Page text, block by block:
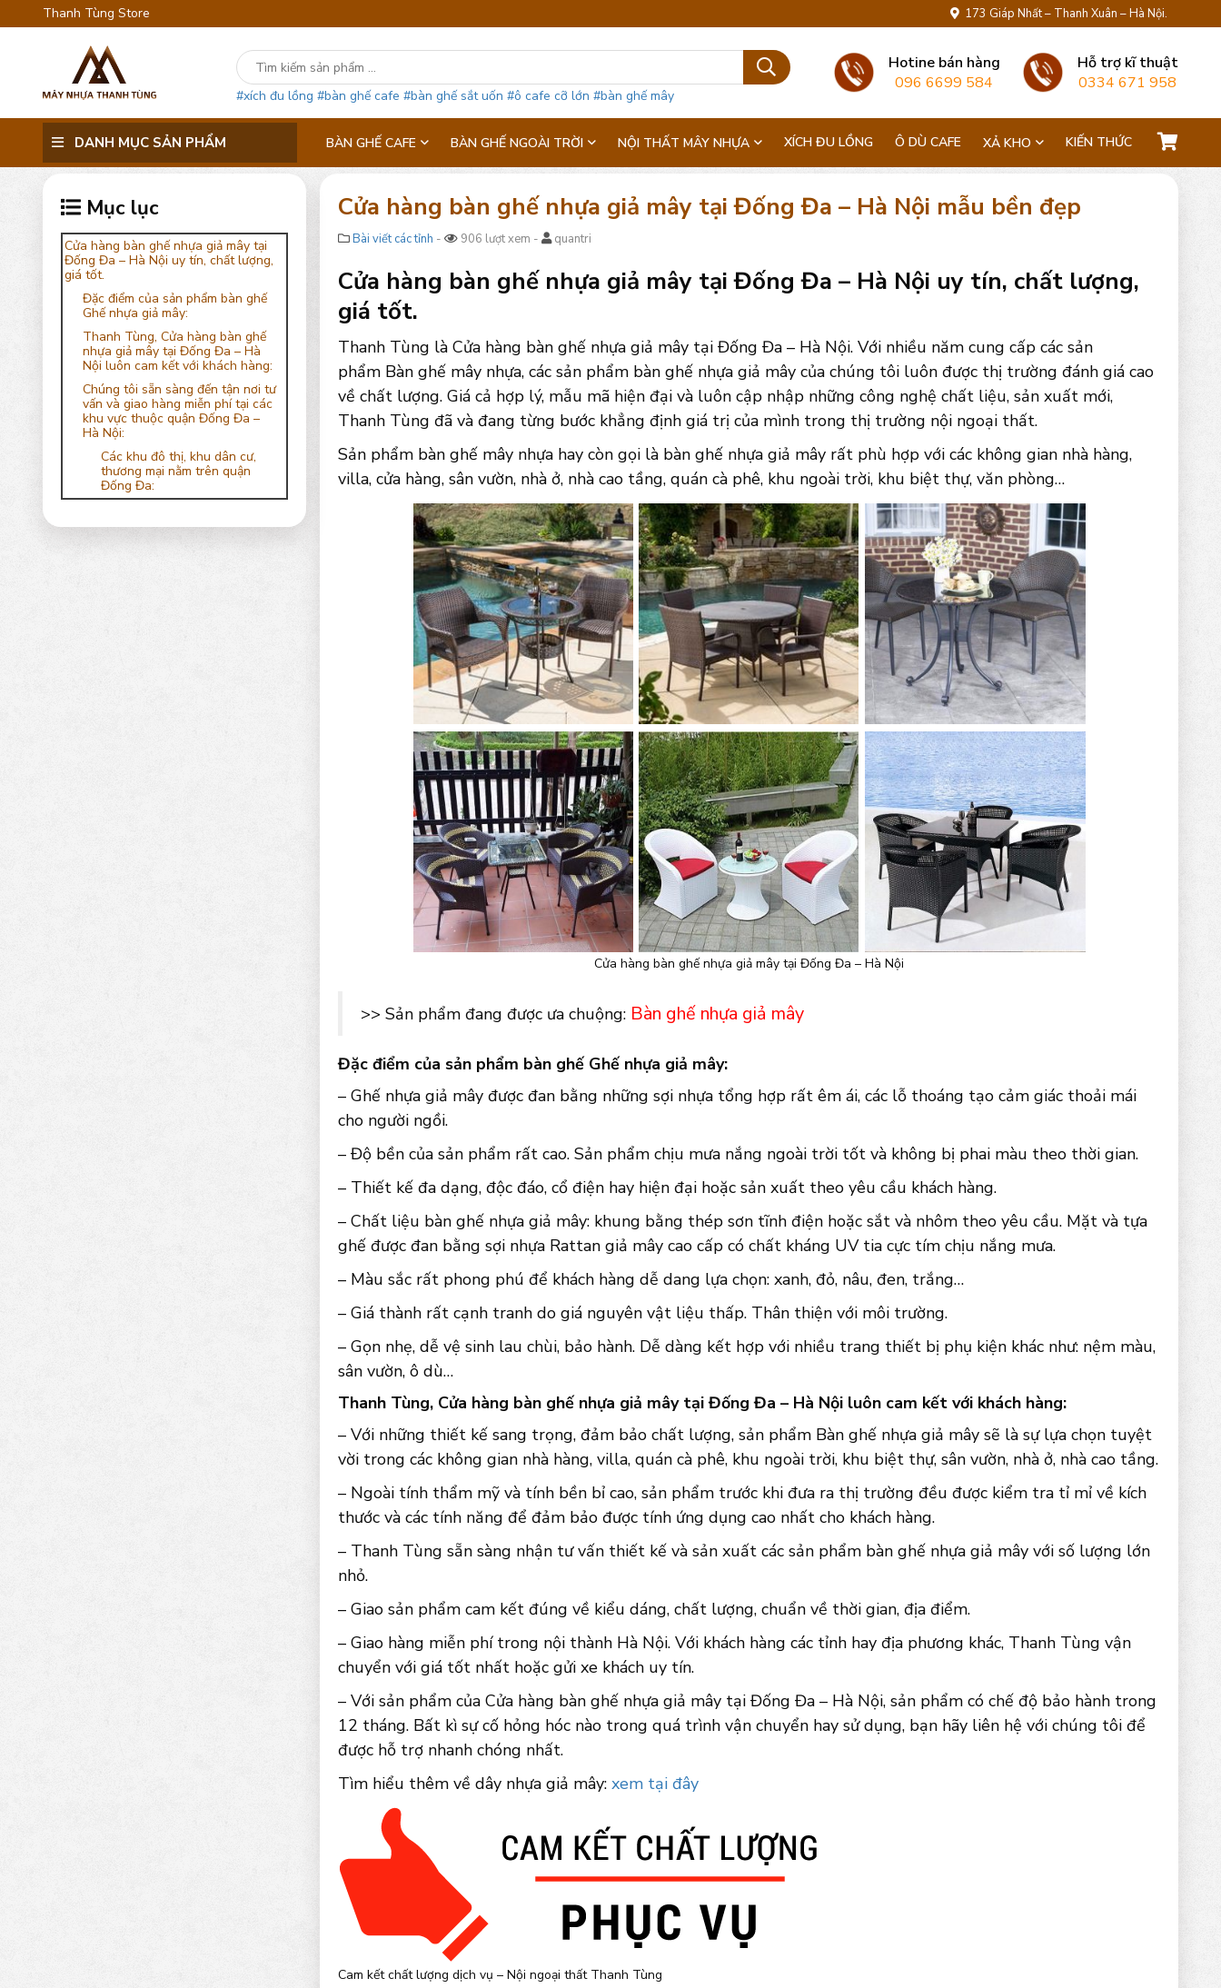
Thanh Tùng Store 173 Giáp Nhất – Thanh Xuân – Hà Nội.
#xích đu lồng #bàn ghế cafe #bàn ghế sắt uốn #ô cafe cỡ lớn #bàn ghế mây
Hotine bán hàng
096 6699 584
Hỗ trợ kĩ thuật
0334 671 958
DANH MỤC SẢN PHẨM BÀN GHẾ CAFE BÀN GHẾ NGOÀI TRỜI NỘI THẤT MÂY NHỰA XÍCH ĐU LỒNG Ô DÙ CAFE XẢ KHO KIẾN THỨC
Mục lục
Cửa hàng bàn ghế nhựa giả mây tại
Đống Đa – Hà Nội uy tín, chất lượng,
giá tốt.
Đặc điểm của sản phẩm bàn ghế
Ghế nhựa giả mây:
Thanh Tùng, Cửa hàng bàn ghế
nhựa giả mây tại Đống Đa – Hà
Nội luôn cam kết với khách hàng:
Chúng tôi sẵn sàng đến tận nơi tư
vấn và giao hàng miễn phí tại các
khu vực thuộc quận Đống Đa –
Hà Nội:
Các khu đô thị, khu dân cư,
thương mại nằm trên quận
Đống Đa:
Cửa hàng bàn ghế nhựa giả mây tại Đống Đa – Hà Nội mẫu bền đẹp
Bài viết các tỉnh - 906 lượt xem - quantri
Cửa hàng bàn ghế nhựa giả mây tại Đống Đa – Hà Nội uy tín, chất lượng,
giá tốt.
Thanh Tùng là Cửa hàng bàn ghế nhựa giả mây tại Đống Đa – Hà Nội. Với nhiều năm cung cấp các sản
phẩm Bàn ghế mây nhựa, các sản phẩm bàn ghế nhựa giả mây của chúng tôi luôn được thị trường đánh giá cao
về chất lượng. Giá cả hợp lý, mẫu mã hiện đại và luôn cập nhập những công nghệ chất liệu, sản xuất mới,
Thanh Tùng đã và đang từng bước khẳng định giá trị của mình trong thị trường nội ngoại thất.
Sản phẩm bàn ghế mây nhựa hay còn gọi là bàn ghế nhựa giả mây rất phù hợp với các không gian nhà hàng,
villa, cửa hàng, sân vườn, nhà ở, nhà cao tầng, quán cà phê, khu ngoài trời, khu biệt thự, văn phòng…
Cửa hàng bàn ghế nhựa giả mây tại Đống Đa – Hà Nội
>> Sản phẩm đang được ưa chuộng: Bàn ghế nhựa giả mây
Đặc điểm của sản phẩm bàn ghế Ghế nhựa giả mây:
– Ghế nhựa giả mây được đan bằng những sợi nhựa tổng hợp rất êm ái, các lỗ thoáng tạo cảm giác thoải mái
cho người ngồi.
– Độ bền của sản phẩm rất cao. Sản phẩm chịu mưa nắng ngoài trời tốt và không bị phai màu theo thời gian.
– Thiết kế đa dạng, độc đáo, cổ điện hay hiện đại hoặc sản xuất theo yêu cầu khách hàng.
– Chất liệu bàn ghế nhựa giả mây: khung bằng thép sơn tĩnh điện hoặc sắt và nhôm theo yêu cầu. Mặt và tựa
ghế được đan bằng sợi nhựa Rattan giả mây cao cấp có chất kháng UV tia cực tím chịu nắng mưa.
– Màu sắc rất phong phú để khách hàng dễ dang lựa chọn: xanh, đỏ, nâu, đen, trắng…
– Giá thành rất cạnh tranh do giá nguyên vật liệu thấp. Thân thiện với môi trường.
– Gọn nhẹ, dễ vệ sinh lau chùi, bảo hành. Dễ dàng kết hợp với nhiều trang thiết bị phụ kiện khác như: nệm màu,
sân vườn, ô dù…
Thanh Tùng, Cửa hàng bàn ghế nhựa giả mây tại Đống Đa – Hà Nội luôn cam kết với khách hàng:
– Với những thiết kế sang trọng, đảm bảo chất lượng, sản phẩm Bàn ghế nhựa giả mây sẽ là sự lựa chọn tuyệt
vời trong các không gian nhà hàng, villa, quán cà phê, khu ngoài trời, khu biệt thự, sân vườn, nhà ở, nhà cao tầng.
– Ngoài tính thẩm mỹ và tính bền bỉ cao, sản phẩm trước khi đưa ra thị trường đều được kiểm tra tỉ mỉ về kích
thước và các tính năng để đảm bảo được tính ứng dụng cao nhất cho khách hàng.
– Thanh Tùng sẵn sàng nhận tư vấn thiết kế và sản xuất các sản phẩm bàn ghế nhựa giả mây với số lượng lớn
nhỏ.
– Giao sản phẩm cam kết đúng về kiểu dáng, chất lượng, chuẩn về thời gian, địa điểm.
– Giao hàng miễn phí trong nội thành Hà Nội. Với khách hàng các tỉnh hay địa phương khác, Thanh Tùng vận
chuyển với giá tốt nhất hoặc gửi xe khách uy tín.
– Với sản phẩm của Cửa hàng bàn ghế nhựa giả mây tại Đống Đa – Hà Nội, sản phẩm có chế độ bảo hành trong
12 tháng. Bất kì sự cố hỏng hóc nào trong quá trình vận chuyển hay sử dụng, bạn hãy liên hệ với chúng tôi để
được hỗ trợ nhanh chóng nhất.
Tìm hiểu thêm về dây nhựa giả mây: xem tại đây
Cam kết chất lượng dịch vụ – Nội ngoại thất Thanh Tùng